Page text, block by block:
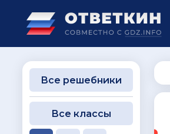
Все решебники
Все классы